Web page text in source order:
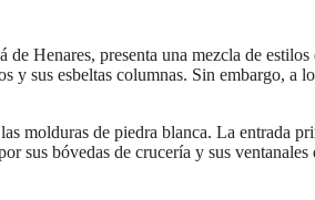
Henares, presenta una mezcla de
sus esbeltas columnas. Sin embargo, a
molduras de piedra blanca. La entrada
sus bóvedas de crucería y sus